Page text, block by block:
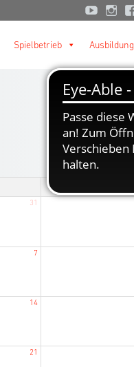
Spielbetrieb Ausbildung
31
7
14
21